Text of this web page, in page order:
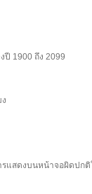
ปี 1900 ถึง 2099
แสดงบนหน้าจอผิดปก